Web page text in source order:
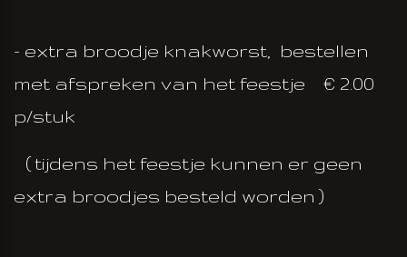
- extra broodje knakworst, bestellen
met afspreken van het feestje € 2.00
p/stuk
( tijdens het feestje kunnen er geen
extra broodjes besteld worden )